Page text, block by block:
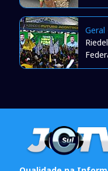
Geral